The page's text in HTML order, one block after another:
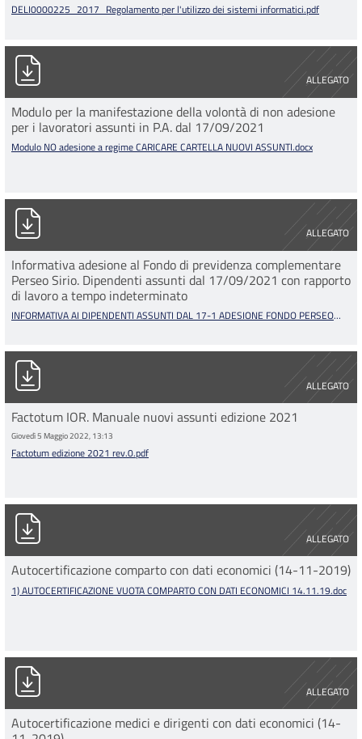
DELI0000225_2017_Regolamento per l'utilizzo dei sistemi informatici.pdf
ALLEGATO
Modulo NO adesione a regime CARICARE CARTELLA NUOVI
Modulo per la manifestazione della volontà di non adesione
per i lavoratori assunti in P.A. dal 17/09/2021
Modulo NO adesione a regime CARICARE CARTELLA NUOVI ASSUNTI.docx
ALLEGATO
INFORMATIVA AI DIPENDENTI ASSUNTI DAL 17-1 ADESIONE
Informativa adesione al Fondo di previdenza complementare
Perseo Sirio. Dipendenti assunti dal 17/09/2021 con rapporto
di lavoro a tempo indeterminato
INFORMATIVA AI DIPENDENTI ASSUNTI DAL 17-1 ADESIONE FONDO PERSEO
ALLEGATO
Factotum edizione 2021 rev.0.pdf
Factotum IOR. Manuale nuovi assunti edizione 2021
Giovedì 5 Maggio 2022, 13:13
Factotum edizione 2021 rev.0.pdf
ALLEGATO
1) AUTOCERTIFICAZIONE VUOTA COMPARTO CON DATI
Autocertificazione comparto con dati economici (14-11-2019)
1) AUTOCERTIFICAZIONE VUOTA COMPARTO CON DATI ECONOMICI 14.11.19.doc
ALLEGATO
2) AUTOCERTIFICAZIONE VUOTA MEDICI E DIR. CON DATI
Autocertificazione medici e dirigenti con dati economici (14-